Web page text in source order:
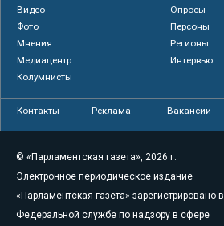
Видео
Опросы
Фото
Персоны
Мнения
Регионы
Медиацентр
Интервью
Колумнисты
Контакты Реклама Вакансии
© «Парламентская газета», 2026 г.
Электронное периодическое издание
«Парламентская газета» зарегистрировано в
Федеральной службе по надзору в сфере